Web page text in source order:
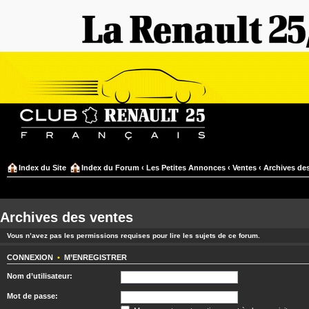
Index du Site Index du Forum ‹ Les Petites Annonces ‹ Ventes ‹ Archives
Archives des ventes
Vous n’avez pas les permissions requises pour lire les sujets de ce forum.
CONNEXION • M’ENREGISTRER
Nom d’utilisateur:
Mot de passe: